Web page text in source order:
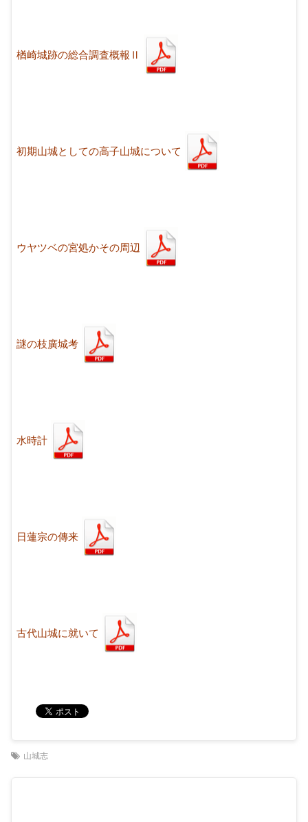
楢崎城跡の総合調査概報Ⅱ
初期山城としての高子山城について
ウヤツベの宮処かその周辺
謎の枝廣城考
水時計
日蓮宗の傳来
古代山城に就いて
山城志